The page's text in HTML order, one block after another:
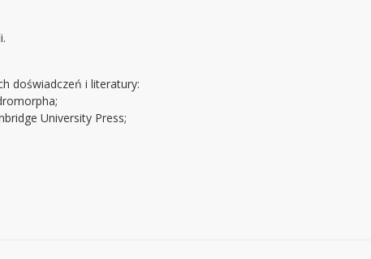
doświadczeń i literatury:
University Press;